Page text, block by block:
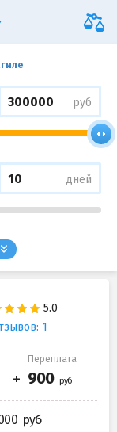
руб
дней
1
Переплата